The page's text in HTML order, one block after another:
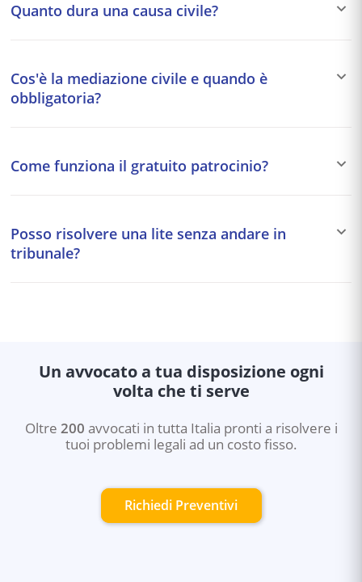
Quanto dura una causa civile?
semplici fino a 5-10 anni per quelle più articolate. Per
questo motivo si preferisce spesso una soluzione
Cos'è la mediazione civile e quando è
obbligatoria?
come condizione di procedibilità per alcune materie:
Come funziona il gratuito patrocinio?
11.746,68€ (soglia aggiornata ogni 2 anni). Copre sia le
cause civili che penali e amministrative. La domanda va
Posso risolvere una lite senza andare in
tribunale?
Un avvocato a tua disposizione ogni
volta che ti serve
Oltre 200 avvocati in tutta Italia pronti a risolvere i
tuoi problemi legali ad un costo fisso.
Richiedi Preventivi